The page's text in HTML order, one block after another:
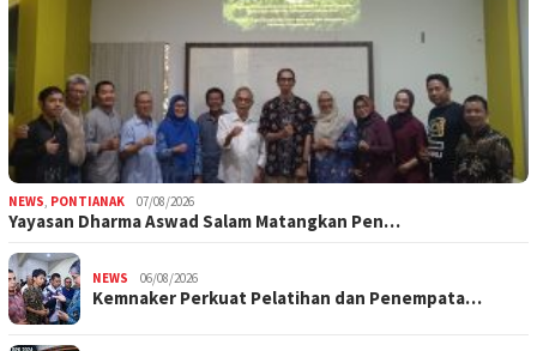
NEWS PONTIANAK 07/08/2026
Yayasan Dharma Aswad Salam Matangkan Pen…
NEWS 06/08/2026
Kemnaker Perkuat Pelatihan dan Penempata…